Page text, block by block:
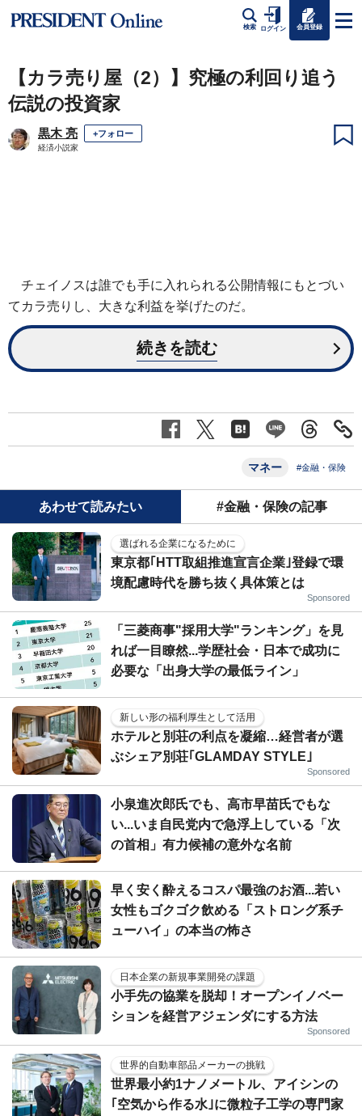
検索 ログイン 会員登録
【カラ売り屋（2）】究極の利回り追う
伝説の投資家
黒木 亮 +フォロー
経済小説家
チェイノスは誰でも手に入れられる公開情報にもとづい
てカラ売りし、大きな利益を挙げたのだ。
続きを読む
マネー #金融・保険
あわせて読みたい #金融・保険の記事
選ばれる企業になるために
東京都｢HTT取組推進宣言企業｣登録で環
境配慮時代を勝ち抜く具体策とは
Sponsored
「三菱商事"採用大学"ランキング」を見
れば一目瞭然...学歴社会・日本で成功に
必要な「出身大学の最低ライン」
新しい形の福利厚生として活用
ホテルと別荘の利点を凝縮…経営者が選
ぶシェア別荘｢GLAMDAY STYLE｣
Sponsored
小泉進次郎氏でも、高市早苗氏でもな
い...いま自民党内で急浮上している「次
の首相」有力候補の意外な名前
早く安く酔えるコスパ最強のお酒...若い
女性もゴクゴク飲める「ストロング系チ
ューハイ」の本当の怖さ
日本企業の新規事業開発の課題
小手先の協業を脱却！オープンイノベー
ションを経営アジェンダにする方法
Sponsored
世界的自動車部品メーカーの挑戦
世界最小約1ナノメートル、アイシンの
｢空気から作る水｣に微粒子工学の専門家